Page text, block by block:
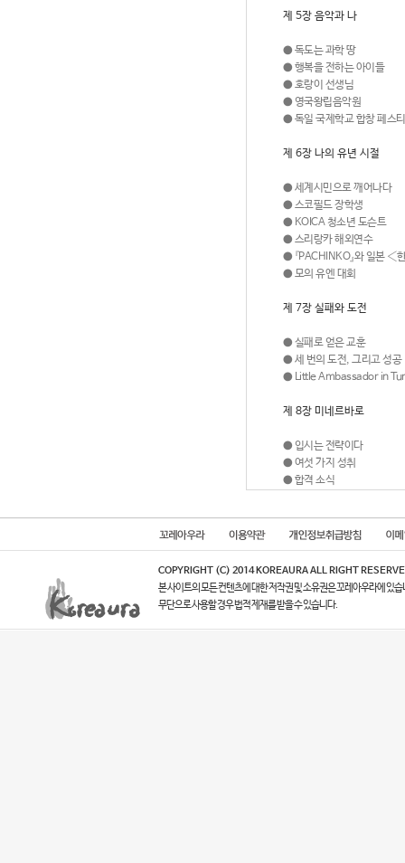
제 5장 음악과 나
●독도는 과학 땅
●행복을 전하는 아이들
●호랑이 선생님
● 영국왕립음악원
●독일 국제학교 합창 페스
제 6장 나의 유년 시절
●세계시민으로 깨어나다
●스코필드 장학생
● KOICA 청소년 도슨트
●스리랑카 해외연수
● 『PACHINKO』와 일본 ‹
●모의 유엔 대회
제 7장 실패와 도전
●실패로 얻은 교훈
●세 번의 도전, 그리고 성공
● Little Ambassador in
제 8장 미네르바로
● 입시는 전략이다
●여섯 가지 성취
●합격 소식
COPYRIGHT (C) 2014 KOREAURA ALL RIGHT
본 사이트의 모든 컨텐츠에 대한 저작권 및 소유권은 꼬레아우라에 있습
무단으로 사용할 경우 법적 제재를 받을 수 있습니다.